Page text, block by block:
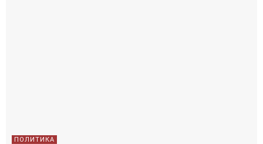
ПОЛИТИКА